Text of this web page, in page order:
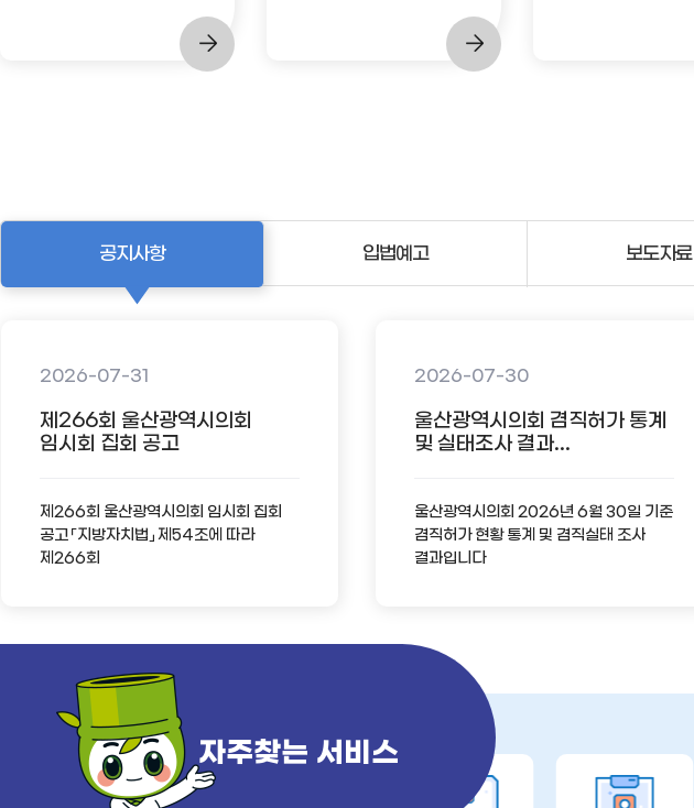
공지사항
2026-07-31
제266회 울산광역시의회
임시회 집회 공고
제266회 울산광역시의회 임시회 집회
공고 「지방자치법」 제54조에 따라
제266회
2026-07-30
울산광역시의회 겸직허가 통계
및 실태조사 결과...
울산광역시의회 2026년 6월 30일 기준
겸직허가 현황 통계 및 겸직실태 조사
결과입니다
입법예고 보도자료
자주찾는 서비스